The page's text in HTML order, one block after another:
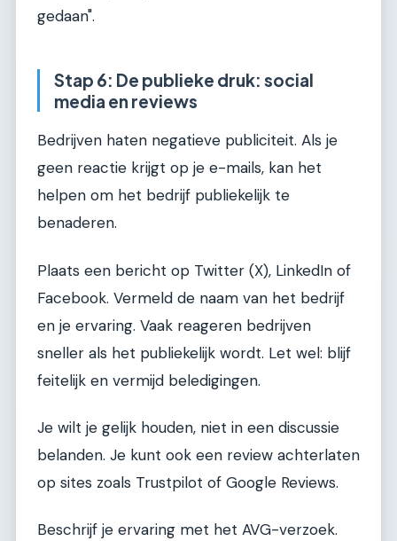
gedaan".
Stap 6: De publieke druk: social
media en reviews
Bedrijven haten negatieve publiciteit. Als je
geen reactie krijgt op je e-mails, kan het
helpen om het bedrijf publiekelijk te
benaderen.
Plaats een bericht op Twitter (X), LinkedIn of
Facebook. Vermeld de naam van het bedrijf
en je ervaring. Vaak reageren bedrijven
sneller als het publiekelijk wordt. Let wel: blijf
feitelijk en vermijd beledigingen.
Je wilt je gelijk houden, niet in een discussie
belanden. Je kunt ook een review achterlaten
op sites zoals Trustpilot of Google Reviews.
Beschrijf je ervaring met het AVG-verzoek.